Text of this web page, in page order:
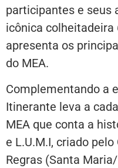
participantes e seus
icônica colheitadeira
apresenta os
do MEA.
Complementando a
Itinerante leva a
MEA que conta a
e L.U.M.I, criado
Regras (Santa